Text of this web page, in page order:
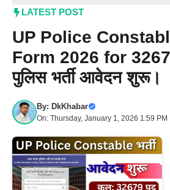
LATEST POST
UP Police
Form 2026 for
पुलिस भर्ती आवेदन शुरू।
By: DkKhabar
On: Thursday, January 1, 2026 1:59 PM